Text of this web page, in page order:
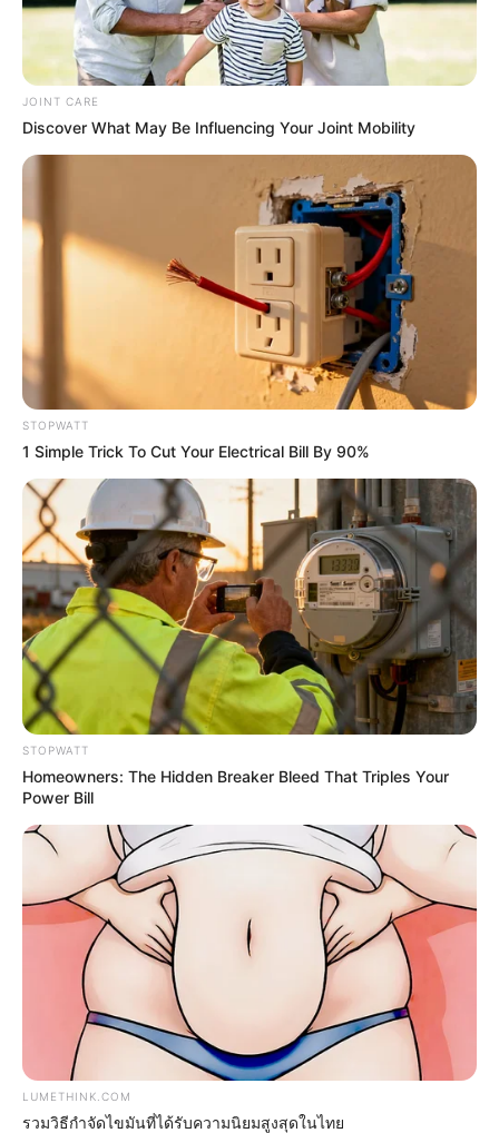
Who Will Take On The Iconic Role Next? Bond
Casting Rumors
Remember These Iconic '90s Couples? See The List
That Defined A Generation
BRAINBERRIES
Too Hot For TV? These Scenes Slipped Through
BRAINBERRIES
JOINT CARE
Discover What May Be Influencing Your Joint Mobility
STOPWATT
1 Simple Trick To Cut Your Electrical Bill By 90%
STOPWATT
Homeowners: The Hidden Breaker Bleed That Triples Your
Power Bill
LUMETHINK.COM
รวมวิธีกำจัดไขมันที่ได้รับความนิยมสูงสุดในไทย